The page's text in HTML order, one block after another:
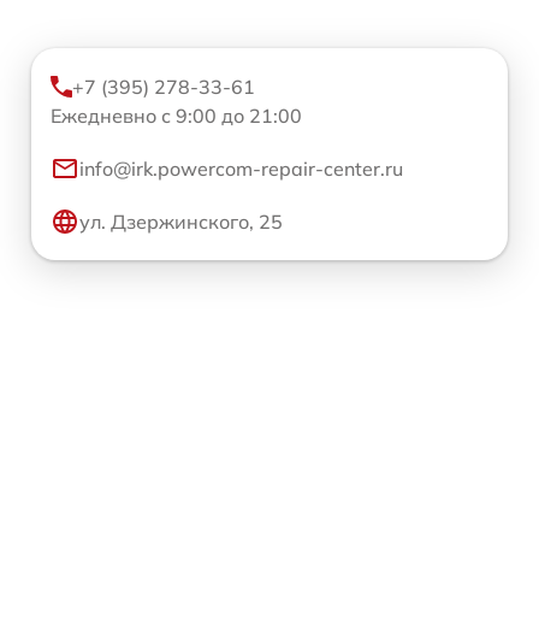
+7 (395) 278-33-61
Ежедневно с 9:00 до 21:00
info@irk.powercom-repair-center.ru
ул. Дзержинского, 25